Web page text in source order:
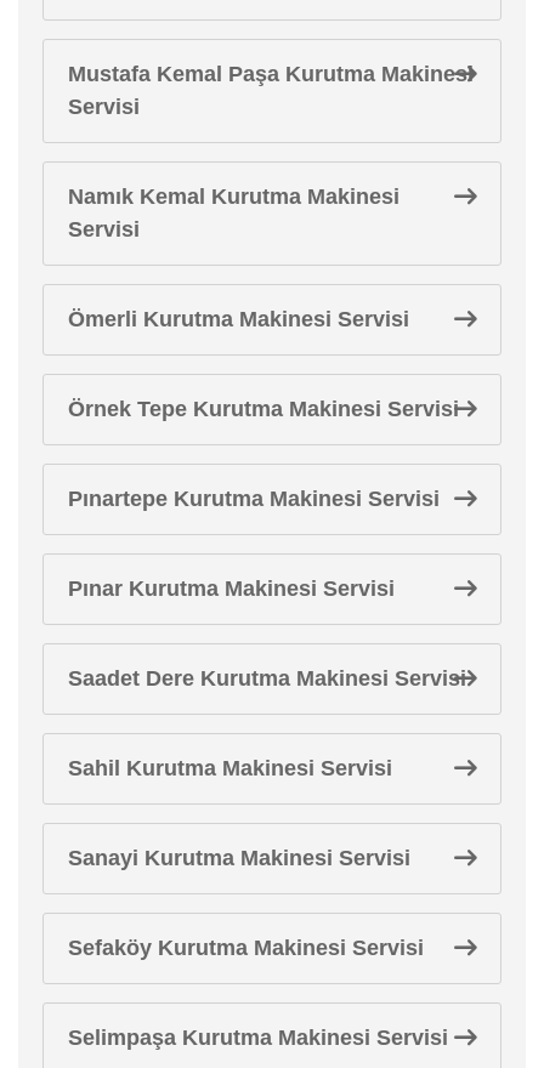
Mustafa Kemal Paşa Kurutma Makinesi
Servisi
Namık Kemal Kurutma Makinesi
Servisi
Ömerli Kurutma Makinesi Servisi
Örnek Tepe Kurutma Makinesi Servisi
Pınartepe Kurutma Makinesi Servisi
Pınar Kurutma Makinesi Servisi
Saadet Dere Kurutma Makinesi Servisi
Sahil Kurutma Makinesi Servisi
Sanayi Kurutma Makinesi Servisi
Sefaköy Kurutma Makinesi Servisi
Selimpaşa Kurutma Makinesi Servisi